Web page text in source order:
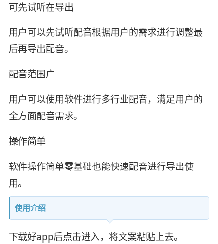
可先试听在导出
用户可以先试听配音根据用户的需求进行调整最
后再导出配音。
配音范围广
用户可以使用软件进行多行业配音，满足用户的
全方面配音需求。
操作简单
软件操作简单零基础也能快速配音进行导出使
用。
使用介绍
下载好app后点击进入，将文案粘贴上去。